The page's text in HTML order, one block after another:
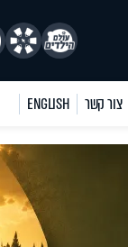
צור קשר ENGLISH